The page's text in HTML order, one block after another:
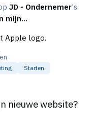
JD - Ondernemer's
mijn...
Apple logo.
Starten
nieuwe website?